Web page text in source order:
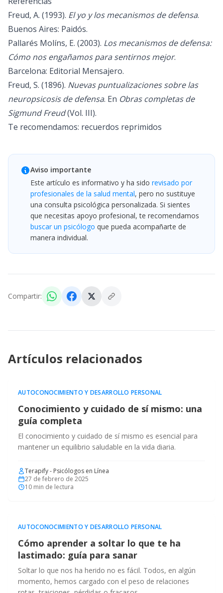
Freud, A. (1993). El yo y los mecanismos de defensa.
Buenos Aires: Paidós.
Pallarés Molíns, E. (2003). Los mecanismos de defensa:
Cómo nos engañamos para sentirnos mejor.
Barcelona: Editorial Mensajero.
Freud, S. (1896). Nuevas puntualizaciones sobre las
neuropsicosis de defensa. En Obras completas de
Sigmund Freud(Vol. III).
Te recomendamos: recuerdos reprimidos
Aviso importante
Este artículo es informativo y ha sido revisado por
profesionales de la salud mental, pero no sustituye
una consulta psicológica personalizada. Si sientes
que necesitas apoyo profesional, te recomendamos
buscar un psicólogo que pueda acompañarte de
manera individual.
Compartir:
Artículos relacionados
AUTOCONOCIMIENTO Y DESARROLLO PERSONAL
Conocimiento y cuidado de sí mismo: una
guía completa
El conocimiento y cuidado de sí mismo es esencial para
mantener un equilibrio saludable en la vida diaria.
Terapify - Psicólogos en Línea
27 de febrero de 2025
10 min de lectura
AUTOCONOCIMIENTO Y DESARROLLO PERSONAL
Cómo aprender a soltar lo que te ha
lastimado: guía para sanar
Soltar lo que nos ha herido no es fácil. Todos, en algún
momento, hemos cargado con el peso de relaciones